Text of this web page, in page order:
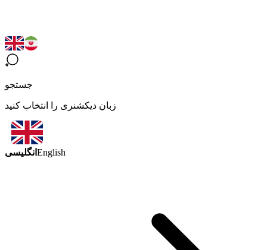
جستجو
زبان دیکشنری را انتخاب کنید
انگلیسی English